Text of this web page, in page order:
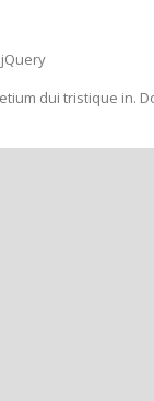
jQuery
dui tristique in.